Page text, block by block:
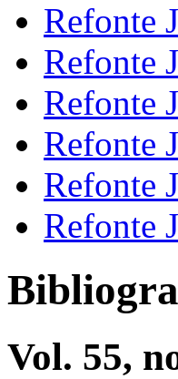
Refonte
Refonte
Refonte
Refonte
Refonte
Refonte
Vol. 55,